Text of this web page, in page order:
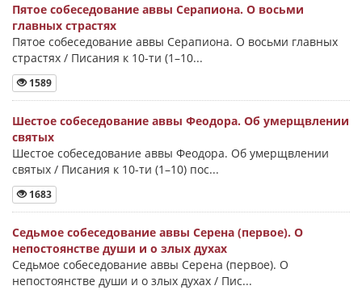
Пятое собеседование аввы Серапиона. О восьми
главных страстях
Пятое собеседование аввы Серапиона. О восьми главных
страстях / Писания к 10-ти (1–10...
1589
Шестое собеседование аввы Феодора. Об умерщвлении
святых
Шестое собеседование аввы Феодора. Об умерщвлении
святых / Писания к 10-ти (1–10) пос...
1683
Седьмое собеседование аввы Серена (первое). О
непостоянстве души и о злых духах
Седьмое собеседование аввы Серена (первое). О
непостоянстве души и о злых духах / Пис...